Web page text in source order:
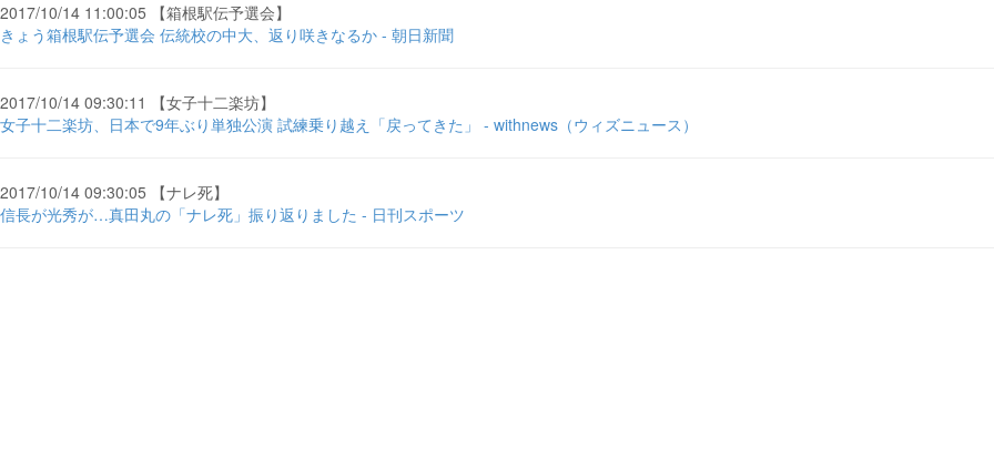
2017/10/14 11:00:05 【箱根駅伝予選会】
きょう箱根駅伝予選会 伝統校の中大、返り咲きなるか - 朝日新聞
2017/10/14 09:30:11 【女子十二楽坊】
女子十二楽坊、日本で9年ぶり単独公演 試練乗り越え「戻ってきた」 - withnews（ウィズニュース）
2017/10/14 09:30:05 【ナレ死】
信長が光秀が…真田丸の「ナレ死」振り返りました - 日刊スポーツ